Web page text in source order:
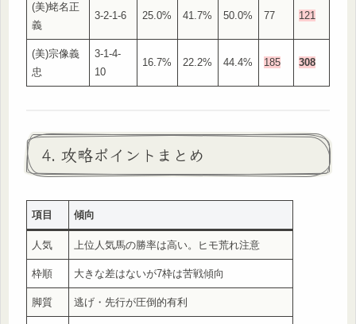
(美)蛯名正
義
3-2-1-6 25.0% 41.7% 50.0% 77 121
(美)宗像義
忠
3-1-4-
10
16.7% 22.2% 44.4% 185 308
4. 攻略ポイントまとめ
項目 傾向
人気 上位人気馬の勝率は高い。ヒモ荒れ注意
枠順 大きな差はないが7枠は苦戦傾向
脚質 逃げ・先行が圧倒的有利